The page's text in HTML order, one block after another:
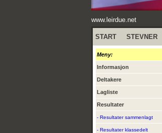
www.leirdue.net
START STEVNER
Meny:
Informasjon
Deltakere
Lagliste
Resultater
- Resultater sammenlagt
- Resultater klassedelt